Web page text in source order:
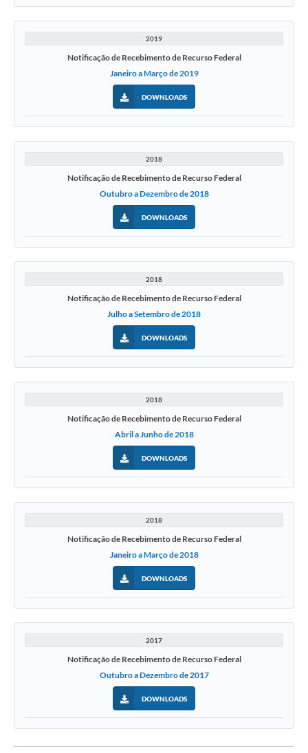
2019
Notificação de Recebimento de Recurso Federal
Janeiro a Março de 2019
DOWNLOADS
2018
Notificação de Recebimento de Recurso Federal
Outubro a Dezembro de 2018
DOWNLOADS
2018
Notificação de Recebimento de Recurso Federal
Julho a Setembro de 2018
DOWNLOADS
2018
Notificação de Recebimento de Recurso Federal
Abril a Junho de 2018
DOWNLOADS
2018
Notificação de Recebimento de Recurso Federal
Janeiro a Março de 2018
DOWNLOADS
2017
Notificação de Recebimento de Recurso Federal
Outubro a Dezembro de 2017
DOWNLOADS